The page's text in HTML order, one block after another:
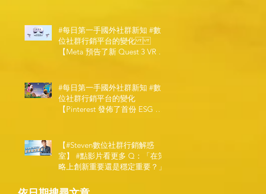
#每日第一手國外社群新知 #數
位社群行銷平台的變化
【Meta 預告了新 Quest 3 VR 耳
#每日第一手國外社群新知 #數
位社群行銷平台的變化
【Pinterest 發佈了首份 ESG 報
【#Steven數位社群行銷解惑
室】 #點影片看更多​ Q：「在策
略上創新重要還是穩定重要？」